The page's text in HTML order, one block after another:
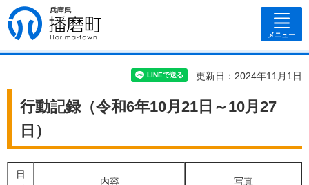
兵庫県 播磨
町
メニュー
更新日：2024年11月1日
行動記録（令和6年10月21日～10月27
日）
日
内容 写真